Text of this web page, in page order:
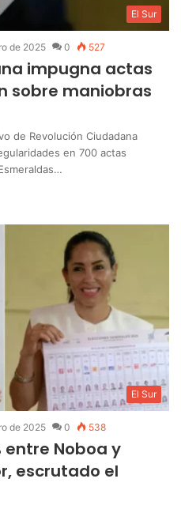
El Sur
de 2025 0 527
impugna actas
sobre maniobras
de Revolución Ciudadana
en 700 actas
El Sur
de 2025 0 538
entre Noboa y
escrutado el